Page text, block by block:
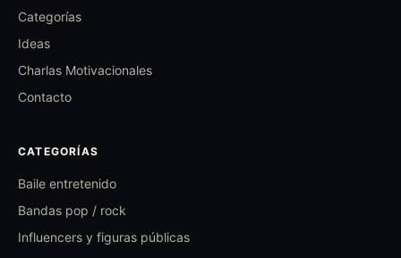
Categorías
Ideas
Charlas Motivacionales
Contacto
CATEGORÍAS
Baile entretenido
Bandas pop / rock
Influencers y figuras públicas